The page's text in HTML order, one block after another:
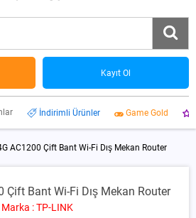
Kayıt Ol
İndirimli Ürünler Game Gold
AC1200 Çift Bant Wi-Fi Dış Mekan Router
Çift Bant Wi-Fi Dış Mekan Router
Marka : TP-LINK